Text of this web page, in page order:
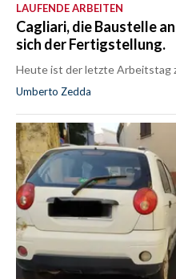
LAUFENDE ARBEITEN
Cagliari, die Baustelle
sich der Fertigstellung.
Heute ist der letzte Arbeitstag
Umberto Zedda